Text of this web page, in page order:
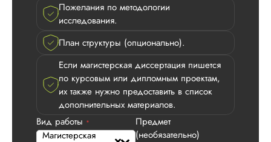
Пожелания по методологии
исследования.
План структуры (опционально).
Если магистерская диссертация пишется
по курсовым или дипломным проектам,
их также нужно предоставить в список
дополнительных материалов.
Вид работы *
Магистерская
Предмет
(необязательно)
Вид работы:
Магистерские
диссертации
магистерскую